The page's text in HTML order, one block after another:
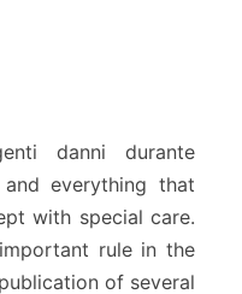
danni durante
and everything that
with special care.
rule in the
of several